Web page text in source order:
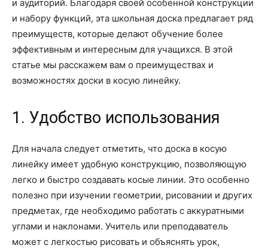
и аудиторий. Благодаря своей особенной конструкции
и набору функций, эта школьная доска предлагает ряд
преимуществ, которые делают обучение более
эффективным и интересным для учащихся. В этой
статье мы расскажем вам о преимуществах и
возможностях доски в косую линейку.
1. Удобство использования
Для начала следует отметить, что доска в косую
линейку имеет удобную конструкцию, позволяющую
легко и быстро создавать косые линии. Это особенно
полезно при изучении геометрии, рисовании и других
предметах, где необходимо работать с аккуратными
углами и наклонами. Учитель или преподаватель
может с легкостью рисовать и объяснять урок,